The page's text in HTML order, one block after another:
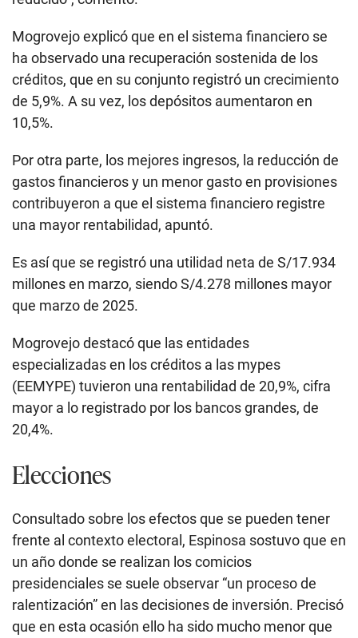
Mogrovejo explicó que en el sistema financiero se
ha observado una recuperación sostenida de los
créditos, que en su conjunto registró un crecimiento
de 5,9%. A su vez, los depósitos aumentaron en
10,5%.
Por otra parte, los mejores ingresos, la reducción de
gastos financieros y un menor gasto en provisiones
contribuyeron a que el sistema financiero registre
una mayor rentabilidad, apuntó.
Es así que se registró una utilidad neta de S/17.934
millones en marzo, siendo S/4.278 millones mayor
que marzo de 2025.
Mogrovejo destacó que las entidades
especializadas en los créditos a las mypes
(EEMYPE) tuvieron una rentabilidad de 20,9%, cifra
mayor a lo registrado por los bancos grandes, de
20,4%.
Elecciones
Consultado sobre los efectos que se pueden tener
frente al contexto electoral, Espinosa sostuvo que en
un año donde se realizan los comicios
presidenciales se suele observar “un proceso de
ralentización” en las decisiones de inversión. Precisó
que en esta ocasión ello ha sido mucho menor que